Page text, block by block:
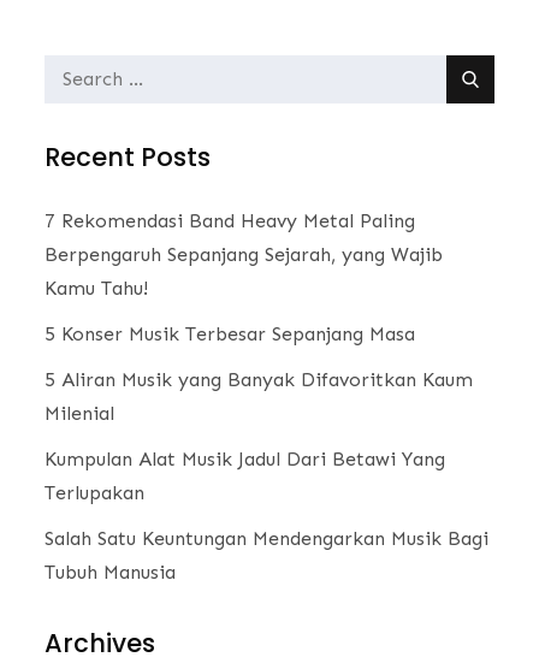
Search
Recent Posts
7 Rekomendasi Band Heavy Metal Paling
Berpengaruh Sepanjang Sejarah, yang Wajib
Kamu Tahu!
5 Konser Musik Terbesar Sepanjang Masa
5 Aliran Musik yang Banyak Difavoritkan Kaum
Milenial
Kumpulan Alat Musik Jadul Dari Betawi Yang
Terlupakan
Salah Satu Keuntungan Mendengarkan Musik Bagi
Tubuh Manusia
Archives